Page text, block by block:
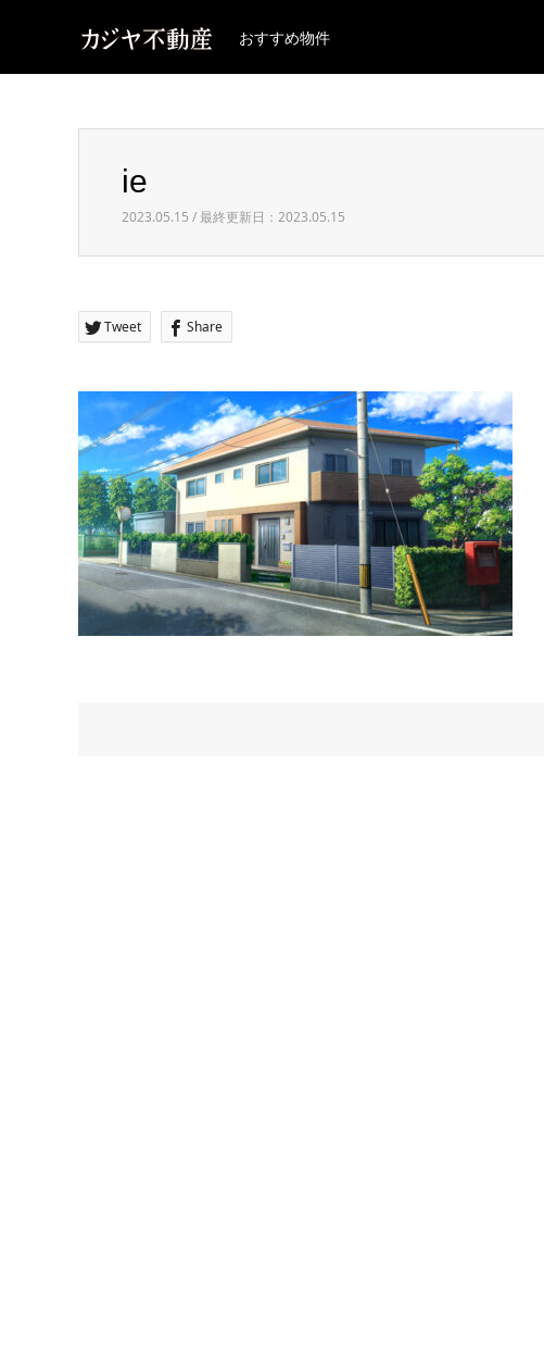
おすすめ物件
ie
2023.05.15 / 最終更新日：2023.05.15
Tweet Share